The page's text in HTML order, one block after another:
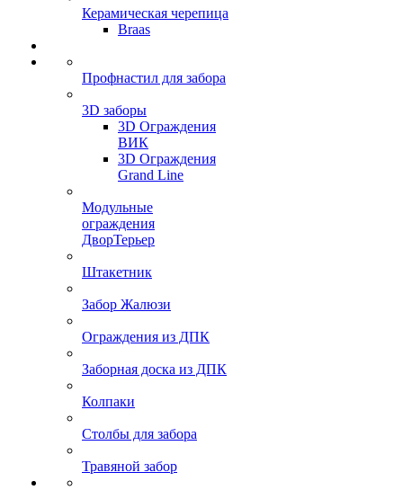
Керамическая черепица
Braas
Профнастил для забора
3D заборы
3D Ограждения
ВИК
3D Ограждения
Grand Line
Модульные
ограждения
ДворТерьер
Штакетник
Забор Жалюзи
Ограждения из ДПК
Заборная доска из ДПК
Колпаки
Столбы для забора
Травяной забор